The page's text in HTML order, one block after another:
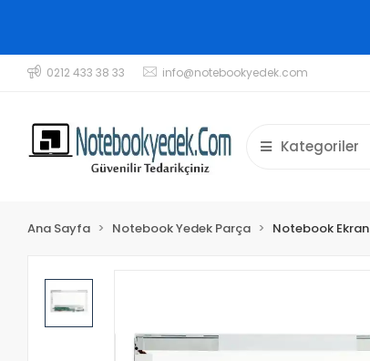
0212 433 38 33 info@notebookyedek.com
Kategoriler
Ana Sayfa Notebook Yedek Parça Notebook Ekran